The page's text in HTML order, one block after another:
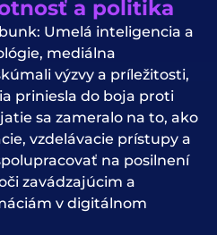
a politika
Umelá inteligencia a
mediálna
výzvy a príležitosti,
priniesla do boja proti
sa zameralo na to, ako
vzdelávacie prístupy a
na posilnení
zavádzajúcim a
v digitálnom